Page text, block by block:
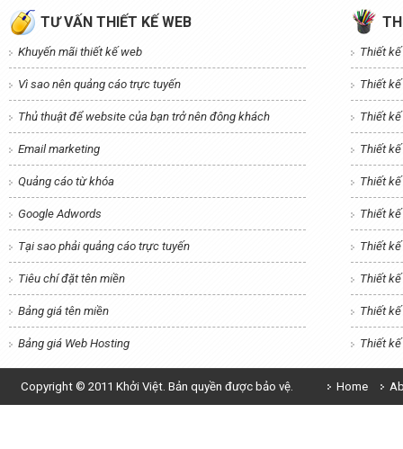
TƯ VẤN THIẾT KẾ WEB
Khuyến mãi thiết kế web
Vì sao nên quảng cáo trực tuyến
Thủ thuật để website của bạn trở nên đông khách
Email marketing
Quảng cáo từ khóa
Google Adwords
Tại sao phải quảng cáo trực tuyến
Tiêu chí đặt tên miền
Bảng giá tên miền
Bảng giá Web Hosting
Thiết
Thiết
Thiết
Thiết
Thiết
Thiết
Thiết
Thiết
Thiết
Thiết
Copyright © 2011 Khởi Việt. Bản quyền được bảo vệ. Home